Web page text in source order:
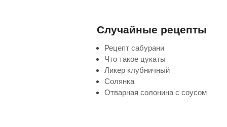
Случайные рецепты
Рецепт сабурани
Что такое цукаты
Ликер клубничный
Солянка
Отварная солонина с соусом